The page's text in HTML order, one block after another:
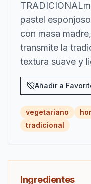
pastel
con masa
transmite la
textura suave y
Añadir a
vegetariano
tradicional
Ingredientes